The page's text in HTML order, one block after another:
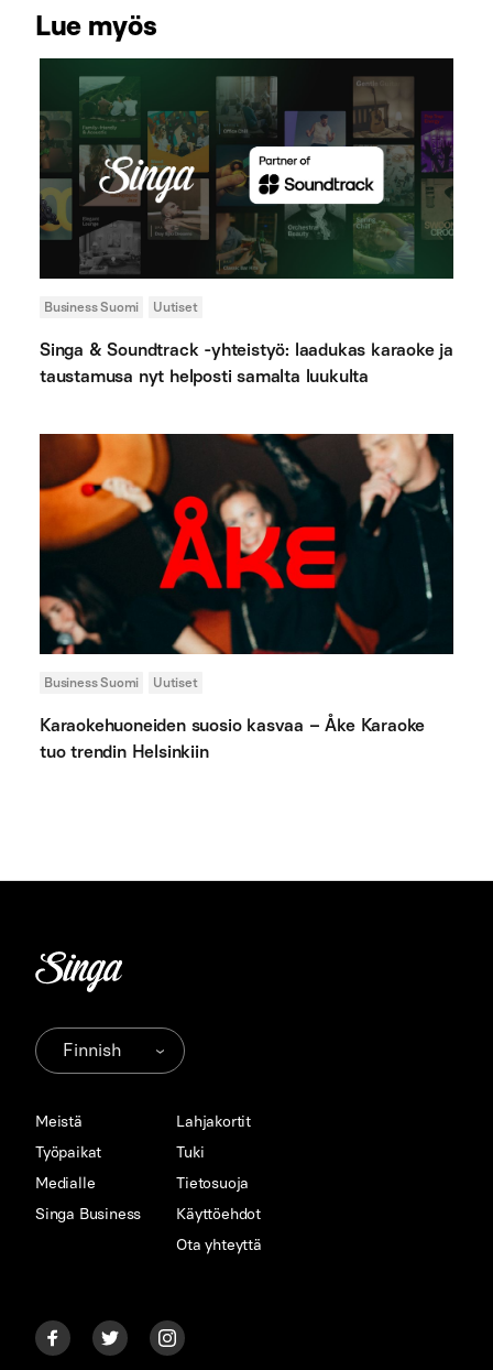
Lue myös
Business Suomi Uutiset
Singa & Soundtrack -yhteistyö: laadukas karaoke ja
taustamusa nyt helposti samalta luukulta
Business Suomi Uutiset
Karaokehuoneiden suosio kasvaa – Åke Karaoke
tuo trendin Helsinkiin
Meistä
Työpaikat
Medialle
Singa Business
Lahjakortit
Tuki
Tietosuoja
Käyttöehdot
Ota yhteyttä